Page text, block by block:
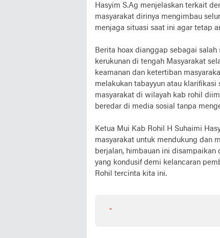
Hasyim S.Ag menjelaskan terkait
masyarakat dirinya mengimbau
menjaga situasi saat ini agar tetap
Berita hoax dianggap sebagai
kerukunan di tengah Masyarakat
keamanan dan ketertiban
melakukan tabayyun atau klarifikasi
masyarakat di wilayah kab rohil
beredar di media sosial tanpa
Ketua Mui Kab Rohil H Suhaimi
masyarakat untuk mendukung dan
berjalan, himbauan ini
yang kondusif demi kelancaran
Rohil tercinta kita ini.
-